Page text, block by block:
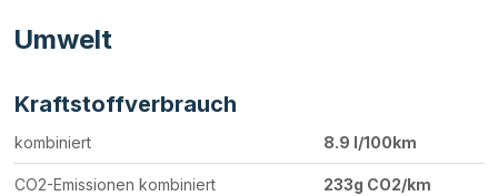
Umwelt
Kraftstoffverbrauch
kombiniert 8.9 l/100km
CO2-Emissionen kombiniert 233g CO2/km